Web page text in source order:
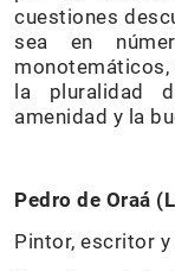
cuestiones
sea en
la pluralidad
amenidad y la
Pedro de Oraá
Pintor, escritor